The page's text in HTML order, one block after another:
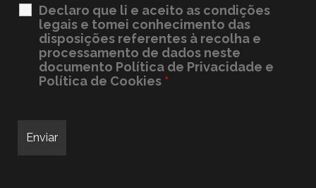
Declaro que li e aceito as condições
legais e tomei conhecimento das
disposições referentes à recolha e
processamento de dados neste
documento Política de Privacidade e
Política de Cookies *